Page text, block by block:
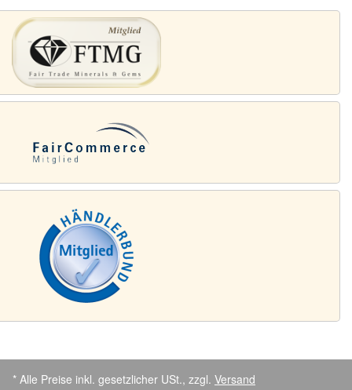
* Alle Preise inkl. gesetzlicher USt., zzgl. Versand